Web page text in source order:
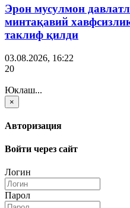
Эрон мусулмон
минтақавий
таклиф қилди
03.08.2026, 16:22
20
Юклаш...
×
Авторизация
Войти через сайт
Логин
Парол